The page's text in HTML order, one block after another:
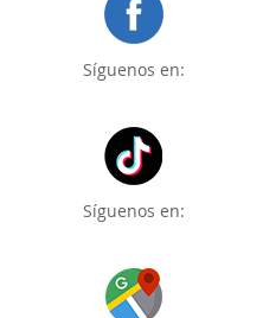
Síguenos en:
Síguenos en: